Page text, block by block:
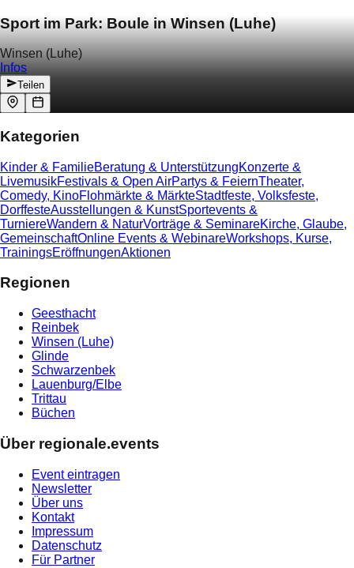
Sport im Park: Boule in Winsen (Luhe)
Winsen (Luhe)
Infos
Teilen
Kategorien
Kinder & FamilieBeratung & UnterstützungKonzerte &
LivemusikFestivals & Open AirPartys & FeiernTheater,
Comedy, KinoFlohmärkte & MärkteStadtfeste, Volksfeste,
DorffesteAusstellungen & KunstSportevents &
TurniereWandern & NaturVorträge & SeminareKirche, Glaube,
GemeinschaftOnline Events & WebinareWorkshops, Kurse,
TrainingsEröffnungenAktionen
Regionen
Geesthacht
Reinbek
Winsen (Luhe)
Glinde
Schwarzenbek
Lauenburg/Elbe
Trittau
Büchen
Über regionale.events
Event eintragen
Newsletter
Über uns
Kontakt
Impressum
Datenschutz
Für Partner